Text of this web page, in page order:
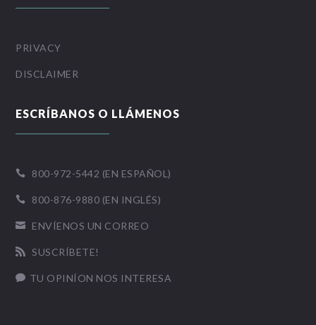
PRIVACY
DISCLAIMER
ESCRÍBANOS O LLÁMENOS
 800-972-5442 (EN ESPAÑOL)
 800-876-9880 (EN INGLÉS)
 ENVÍENOS UN CORREO
 SUSCRÍBETE!
 TU OPINÍON NOS INTERESA